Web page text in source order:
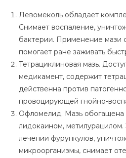
Левомеколь обладает
Снимает воспаление,
бактерии. Применение мази
помогает ране заживать
Тетрациклиновая мазь.
медикамент, содержит
действенна против
провоцирующей гнойно-
Офломелид. Мазь обогащена
лидокаином,
лечении фурункулов,
микроорганизмы, снимает